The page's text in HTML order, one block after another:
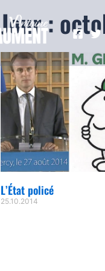
Jour :
L’État policé
25.10.2014